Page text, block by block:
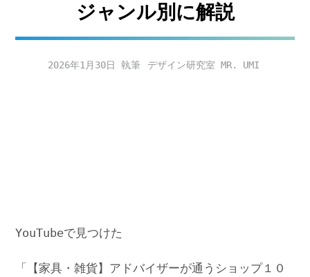
ジャンル別に解説
2026年1月30日 デザイン研究室 MR. UMI
YouTubeで見つけた
「【家具・雑貨】アドバイザーが通うショップ１０